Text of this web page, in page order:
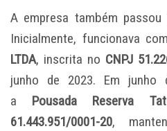
A empresa também
Inicialmente, funcionava
LTDA, inscrita no CNPJ
junho de 2023. Em junho
a Pousada Reserva
61.443.951/0001-20,